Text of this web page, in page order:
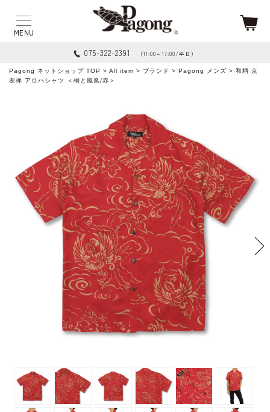
075-322-2391 （11:00～17:00/平日）
Pagong ネットショップ TOP > All item > ブランド > Pagong メンズ > 和柄 京
友禅 アロハシャツ ＜桐と鳳凰/赤＞